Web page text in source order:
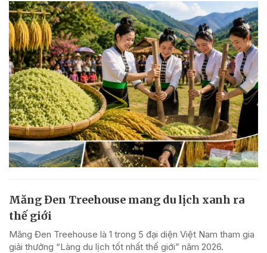
Măng Đen Treehouse mang du lịch xanh ra
thế giới
Măng Đen Treehouse là 1 trong 5 đại diện Việt Nam tham gia
giải thưởng “Làng du lịch tốt nhất thế giới” năm 2026.